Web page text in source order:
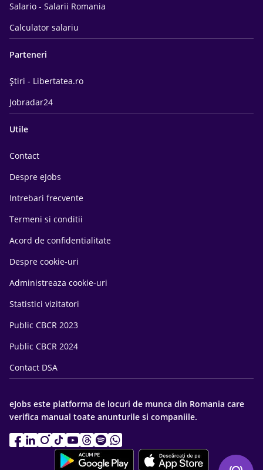
Salario - Salarii Romania
Calculator salariu
Parteneri
Știri - Libertatea.ro
Jobradar24
Utile
Contact
Despre eJobs
Intrebari frecvente
Termeni si conditii
Acord de confidentialitate
Despre cookie-uri
Administreaza cookie-uri
Statistici vizitatori
Public CBCR 2023
Public CBCR 2024
Contact DSA
eJobs este platforma de locuri de munca din Romania care
verifica manual toate anunturile si companiile.